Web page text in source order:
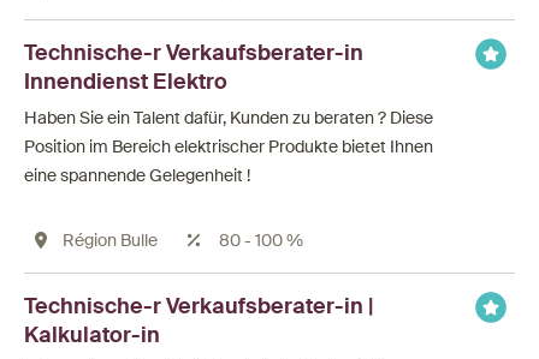
Technische-r Verkaufsberater-in
Innendienst Elektro
Haben Sie ein Talent dafür, Kunden zu beraten ? Diese
Position im Bereich elektrischer Produkte bietet Ihnen
eine spannende Gelegenheit !
Région Bulle 80 - 100 %
Technische-r Verkaufsberater-in |
Kalkulator-in